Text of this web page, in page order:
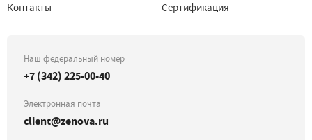
Контакты
Сертификация
Наш федеральный номер
+7 (342) 225-00-40
Электронная почта
client@zenova.ru